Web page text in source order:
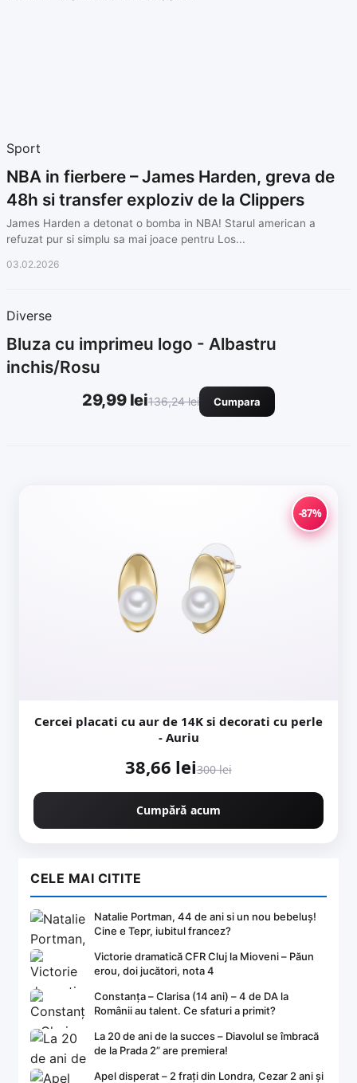
Sport
NBA in fierbere – James Harden, greva de
48h si transfer exploziv de la Clippers
James Harden a detonat o bomba in NBA! Starul american a
refuzat pur si simplu sa mai joace pentru Los...
03.02.2026
Diverse
Bluza cu imprimeu logo - Albastru
inchis/Rosu
29,99 lei136,24 lei Cumpara
-87%
Cercei placati cu aur de 14K si decorati cu perle
- Auriu
38,66 lei300 lei
Cumpără acum
CELE MAI CITITE
Natalie Portman, 44 de ani si un nou bebeluș!
Cine e Tepr, iubitul francez?
Victorie dramatică CFR Cluj la Mioveni – Păun
erou, doi jucători, nota 4
Constanța – Clarisa (14 ani) – 4 de DA la
Românii au talent. Ce sfaturi a primit?
La 20 de ani de la succes – Diavolul se îmbracă
de la Prada 2” are premiera!
Apel disperat – 2 frați din Londra, Cezar 2 ani și